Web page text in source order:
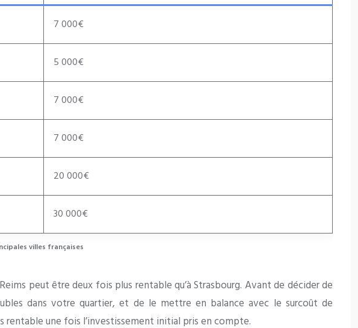
villes françaises
7 000€
5 000€
7 000€
7 000€
20 000€
30 000€
peut être deux fois plus rentable qu’à Strasbourg. Avant de décider de
dans votre quartier, et de le mettre en balance avec le surcoût de
rentable une fois l’investissement initial pris en compte.